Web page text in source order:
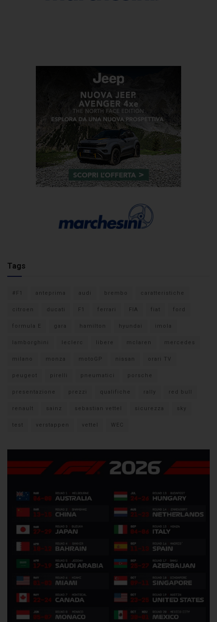
Tags
#F1 anteprima audi brembo caratteristiche
citroen ducati F1 ferrari FIA fiat ford
formula E gara hamilton hyundai imola
lamborghini leclerc libere mclaren mercedes
milano monza motoGP nissan orari TV
peugeot pirelli pneumatici porsche
presentazione prezzi qualifiche rally red bull
renault sainz sebastian vettel sicurezza sky
test verstappen vettel WEC